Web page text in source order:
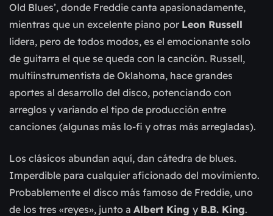
Old Blues’, donde Freddie canta apasionadamente,
mientras que un excelente piano por Leon Russell
lidera, pero de todos modos, es el emocionante solo
de guitarra el que se queda con la canción. Russell,
multiinstrumentista de Oklahoma, hace grandes
aportes al desarrollo del disco, potenciando con
arreglos y variando el tipo de producción entre
canciones (algunas más lo-fi y otras más arregladas).
Los clásicos abundan aquí, dan cátedra de blues.
Imperdible para cualquier aficionado del movimiento.
Probablemente el disco más famoso de Freddie, uno
de los tres «reyes», junto a Albert King y B.B. King.